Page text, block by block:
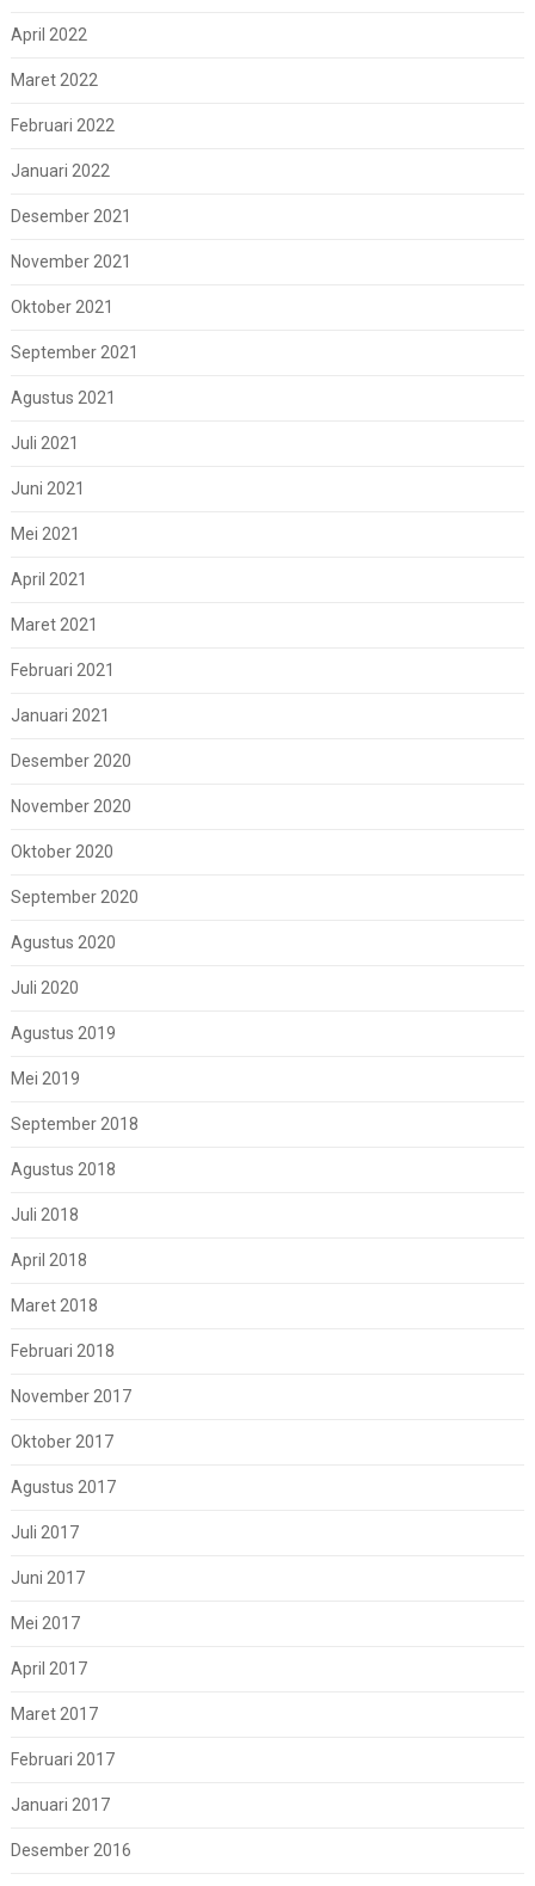
April 2022
Maret 2022
Februari 2022
Januari 2022
Desember 2021
November 2021
Oktober 2021
September 2021
Agustus 2021
Juli 2021
Juni 2021
Mei 2021
April 2021
Maret 2021
Februari 2021
Januari 2021
Desember 2020
November 2020
Oktober 2020
September 2020
Agustus 2020
Juli 2020
Agustus 2019
Mei 2019
September 2018
Agustus 2018
Juli 2018
April 2018
Maret 2018
Februari 2018
November 2017
Oktober 2017
Agustus 2017
Juli 2017
Juni 2017
Mei 2017
April 2017
Maret 2017
Februari 2017
Januari 2017
Desember 2016